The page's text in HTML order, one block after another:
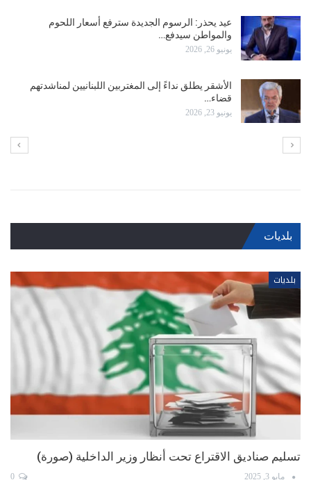
الأشقر في عيد العمال: ليكن هذا اليوم محطةً للتقدير
وتجديد…
مايو 1, 2026
عبود: عودة الطيران إلى مطار بيروت تنطلق مجددًا وبعد
الطيران…
أبريل 16, 2026
بلديات
بلديات
عكار تفتتح موسم الانتخابات: محاولات تغليب التوافق لا تمنع
المعارك العائلية